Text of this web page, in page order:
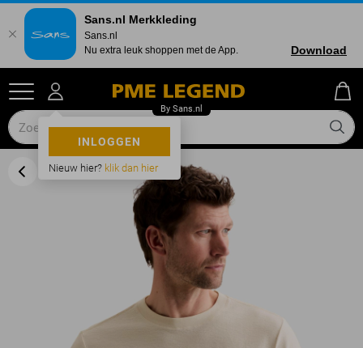
INLOGGEN
Nieuw hier? klik dan hier
Sans.nl Merkkleding
Sans.nl
Nu extra leuk shoppen met de App.
Download